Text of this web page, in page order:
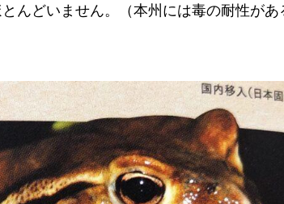
んどいません。（本州には毒の耐性があ